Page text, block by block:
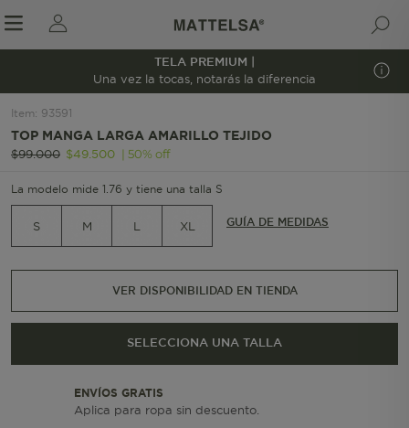
submenu
TELA PREMIUM |
Una vez la tocas, notarás la diferencia
Item: 93591
TOP MANGA LARGA AMARILLO TEJIDO
$99.000 $49 500 | 50% off
La modelo mide 1.76 y tiene una talla S
S M L XL GUÍA DE MEDIDAS
VER DISPONIBILIDAD EN TIENDA
SELECCIONA UNA TALLA
ENVÍOS GRATIS
Aplica para ropa sin descuento.